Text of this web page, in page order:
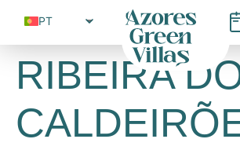
PT
FR
RIBEIRA